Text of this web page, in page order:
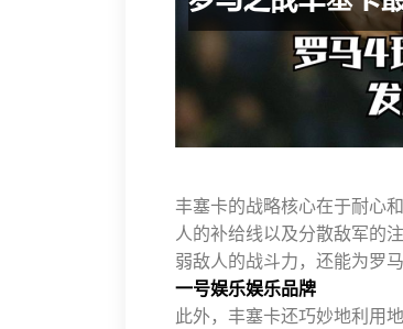
丰塞卡的战略核心在于耐心
人的补给线以及分散敌军的
弱敌人的战斗力，还能为罗
一号娱乐娱乐品牌
此外，丰塞卡还巧妙地利用